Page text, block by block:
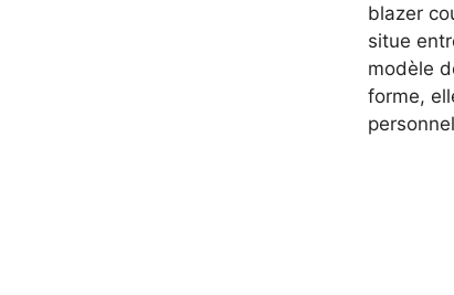
blazer
situe
modèle
forme,